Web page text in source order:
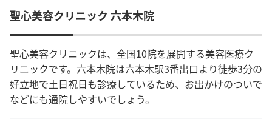
聖心美容クリニック 六本木院
聖心美容クリニックは、全国10院を展開する美容医療ク
リニックです。六本木院は六本木駅3番出口より徒歩3分の
好立地で土日祝日も診療しているため、お出かけのついで
などにも通院しやすいでしょう。